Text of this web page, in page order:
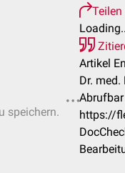
speichern.
Teilen
Artikel
Dr.
https://